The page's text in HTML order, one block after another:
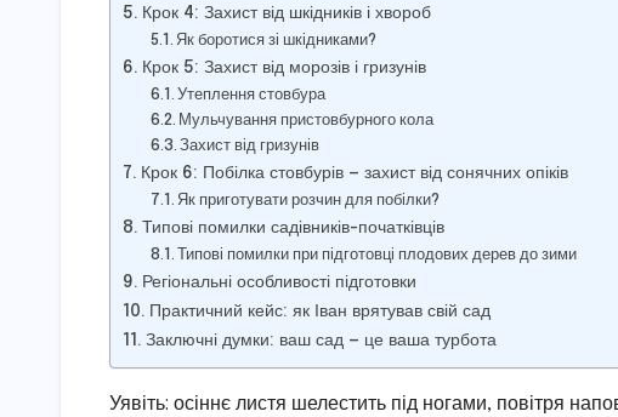
Крок 4: Захист від шкідників і хвороб
Як боротися зі шкідниками?
Крок 5: Захист від морозів і гризунів
Утеплення стовбура
Мульчування пристовбурного кола
Захист від гризунів
Крок 6: Побілка стовбурів — захист від сонячних опіків
Як приготувати розчин для побілки?
Типові помилки садівників-початківців
Типові помилки при підготовці плодових дерев до зими
Регіональні особливості підготовки
Практичний кейс: як Іван врятував свій сад
Заключні думки: ваш сад — це ваша турбота
Уявіть: осіннє листя шелестить під ногами, повітря